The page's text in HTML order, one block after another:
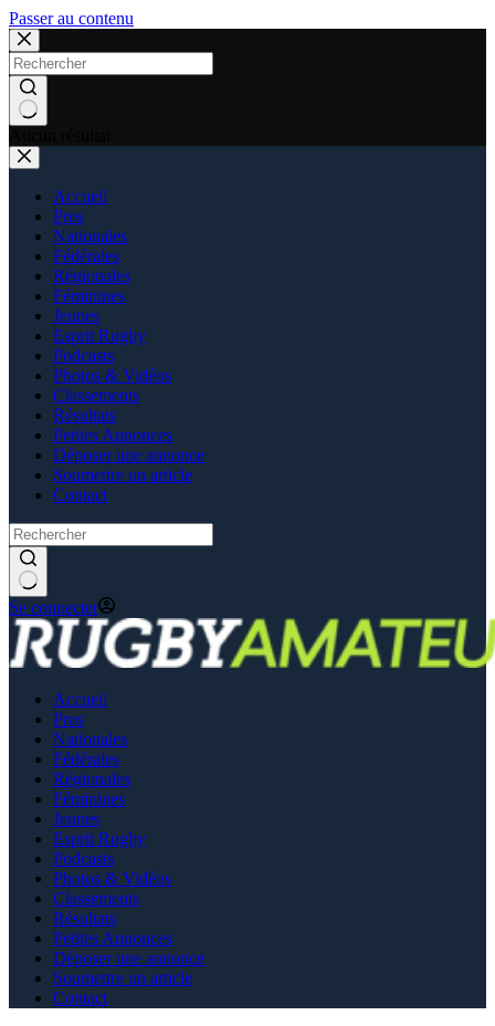
Passer au contenu
Accueil
Pros
Nationales
Fédérales
Régionales
Féminines
Jeunes
Esprit Rugby
Podcasts
Photos & Vidéos
Classements
Résultats
Petites Annonces
Déposer une annonce
Soumettre un article
Contact
Se connecter
Accueil
Pros
Nationales
Fédérales
Régionales
Féminines
Jeunes
Esprit Rugby
Podcasts
Photos & Vidéos
Classements
Résultats
Petites Annonces
Déposer une annonce
Soumettre un article
Contact